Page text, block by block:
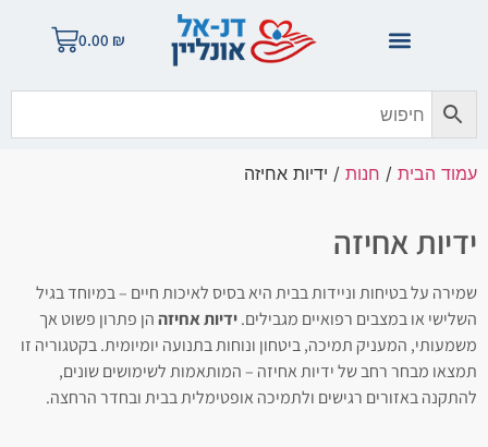
0.00 ₪
עמוד הבית / חנות / ידיות אחיזה
ידיות אחיזה
שמירה על בטיחות וניידות בבית היא בסיס לאיכות חיים – במיוחד בגיל
השלישי או במצבים רפואיים מגבילים.ידיות אחיזההן פתרון פשוט אך
משמעותי, המעניק תמיכה, ביטחון ונוחות בתנועה יומיומית. בקטגוריה זו
תמצאו מבחר רחב של ידיות אחיזה – המותאמות לשימושים שונים,
להתקנה באזורים רגישים ולתמיכה אופטימלית בבית ובחדר הרחצה.